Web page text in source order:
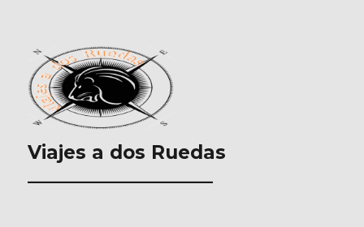
Viajes a dos Ruedas
___________________